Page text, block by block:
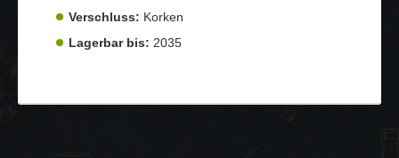
Verschluss: Korken
Lagerbar bis: 2035